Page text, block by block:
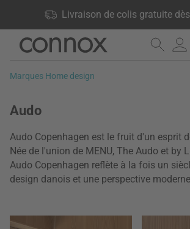
Livraison de colis gratuite
produits en stock, Droit de retour de 60 jours
Aller
contenu
Aller
la
Marques Home design
Audo
Audo Copenhagen est le fruit d'un esprit
Née de l'union de MENU, The Audo et by
Audo Copenhagen reflète à la fois un
design danois et une perspective